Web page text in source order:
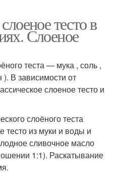
тесто в
Слоеное
теста — мука , соль ,
В зависимости от
слоеное тесто и
слоёного теста
тесто из муки и воды и
сливочное масло
1:1). Раскатывание